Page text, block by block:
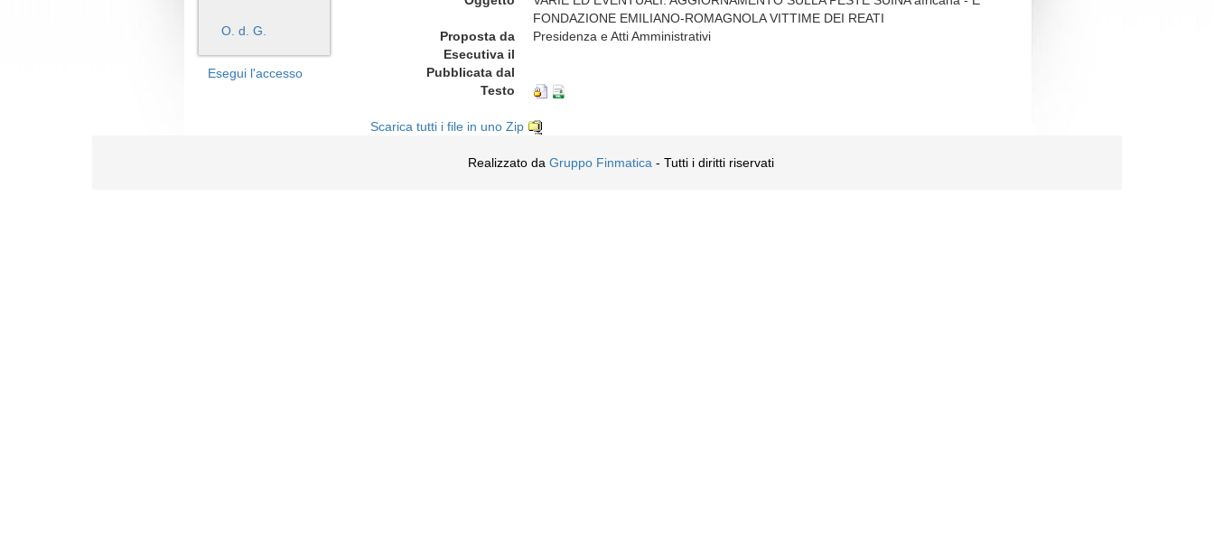
O. d. G.
Esegui l'accesso
FONDAZIONE EMILIANO-ROMAGNOLA VITTIME DEI REATI
Proposta da
Presidenza e Atti Amministrativi
Esecutiva il
Pubblicata dal
Testo
Scarica tutti i file in uno Zip
Realizzato da Gruppo Finmatica - Tutti i diritti riservati